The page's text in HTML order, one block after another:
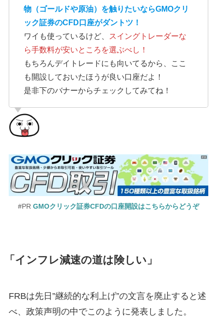
物（ゴールドや原油）を触りたいならGMOクリ
ック証券のCFD口座がダントツ！
ワイも使っているけど、
スイングトレーダーな
ら手数料が安いところを選ぶべし！
もちろんデイトレードにも向いてるから、ここ
も開設しておいたほうが良い口座だよ！
是非下のバナーからチェックしてみてね！
#PR GMOクリック証券CFDの口座開設はこちらからどうぞ
「インフレ減速の道は険しい」
FRBは先日”継続的な利上げ”の文言を廃止すると述
べ、政策声明の中でこのように発表しました。